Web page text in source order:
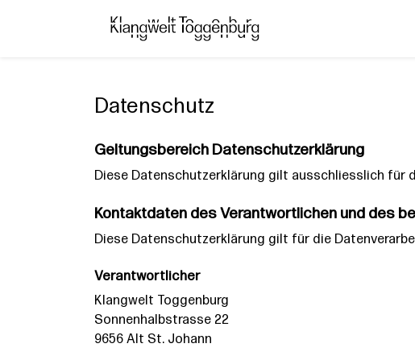
Datenschutz
Geltungsbereich Datenschutzerklärung
Diese Datenschutzerklärung gilt ausschliesslich für
Kontaktdaten des Verantwortlichen und des
Diese Datenschutzerklärung gilt für die
Verantwortlicher
Klangwelt Toggenburg
Sonnenhalbstrasse 22
9656 Alt St. Johann